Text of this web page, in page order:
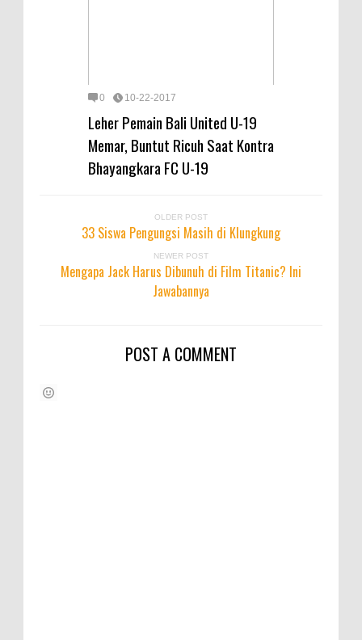
0 10-22-2017
Leher Pemain Bali United U-19
Memar, Buntut Ricuh Saat Kontra
Bhayangkara FC U-19
OLDER POST
33 Siswa Pengungsi Masih di Klungkung
NEWER POST
Mengapa Jack Harus Dibunuh di Film Titanic? Ini
Jawabannya
POST A COMMENT